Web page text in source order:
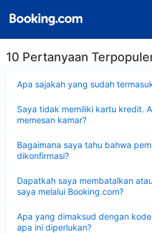
10 Pertanyaan
Apa sajakah yang sudah
Saya tidak memiliki kartu kredit.
memesan kamar?
Bagaimana saya tahu bahwa
dikonfirmasi?
Dapatkah saya membatalkan
saya melalui Booking.com?
Apa yang dimaksud dengan
apa ini diperlukan?